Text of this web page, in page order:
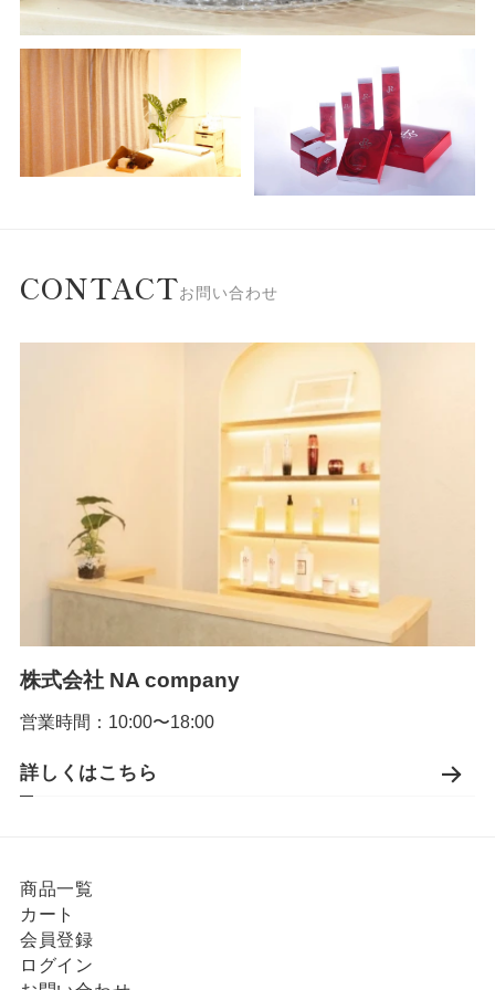
CONTACTお問い合わせ
株式会社 NA company
営業時間：10:00〜18:00
詳しくはこちら
商品一覧
カート
会員登録
ログイン